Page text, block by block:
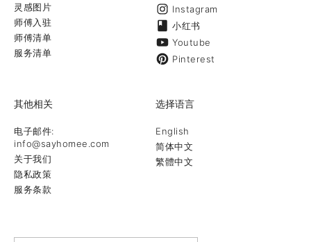
灵感图片
师傅入驻
师傅清单
服务清单
Instagram
小红书
Youtube
Pinterest
其他相关
电子邮件:
info@sayhomee.com
关于我们
隐私政策
服务条款
选择语言
English
简体中文
繁體中文